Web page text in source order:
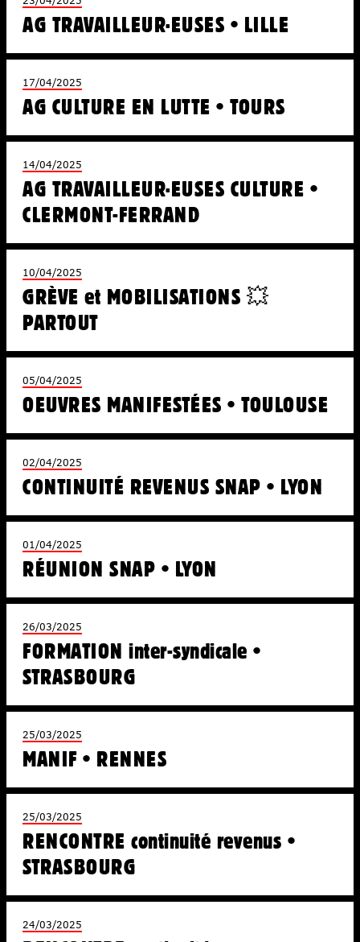
AG TRAVAILLEUR·EUSES • LILLE
17/04/2025
AG CULTURE EN LUTTE • TOURS
14/04/2025
AG TRAVAILLEUR·EUSES CULTURE •
CLERMONT-FERRAND
10/04/2025
GRÈVE et MOBILISATIONS 💥
PARTOUT
05/04/2025
OEUVRES MANIFESTÉES • TOULOUSE
02/04/2025
CONTINUITÉ REVENUS SNAP • LYON
01/04/2025
RÉUNION SNAP • LYON
26/03/2025
FORMATION inter-syndicale •
STRASBOURG
25/03/2025
MANIF • RENNES
25/03/2025
RENCONTRE continuité revenus •
STRASBOURG
24/03/2025